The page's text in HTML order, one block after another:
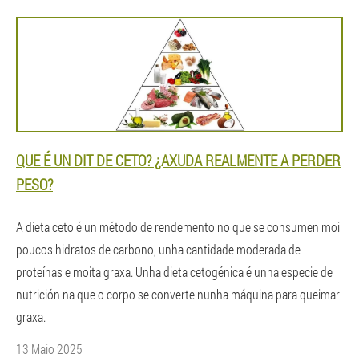
QUE É UN DIT DE CETO? ¿AXUDA REALMENTE A PERDER
PESO?
A dieta ceto é un método de rendemento no que se consumen moi
poucos hidratos de carbono, unha cantidade moderada de
proteínas e moita graxa. Unha dieta cetogénica é unha especie de
nutrición na que o corpo se converte nunha máquina para queimar
graxa.
13 Maio 2025